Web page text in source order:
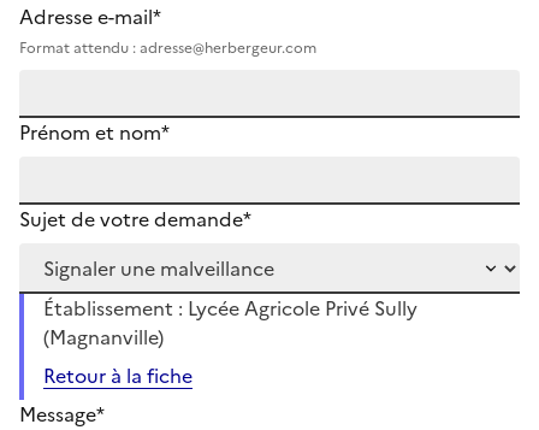
Adresse e-mail*
Format attendu : adresse@herbergeur.com
Prénom et nom*
Sujet de votre demande*
Établissement : Lycée Agricole Privé Sully
(Magnanville)
Retour à la fiche
Message*